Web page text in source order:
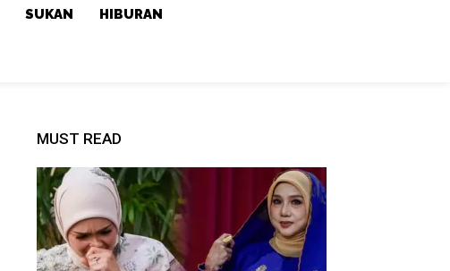
SUKAN
HIBURAN
MUST READ